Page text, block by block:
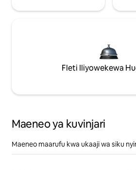
Fleti Iliyowekewa
Maeneo ya kuvinjari
Maeneo maarufu kwa ukaaji wa siku